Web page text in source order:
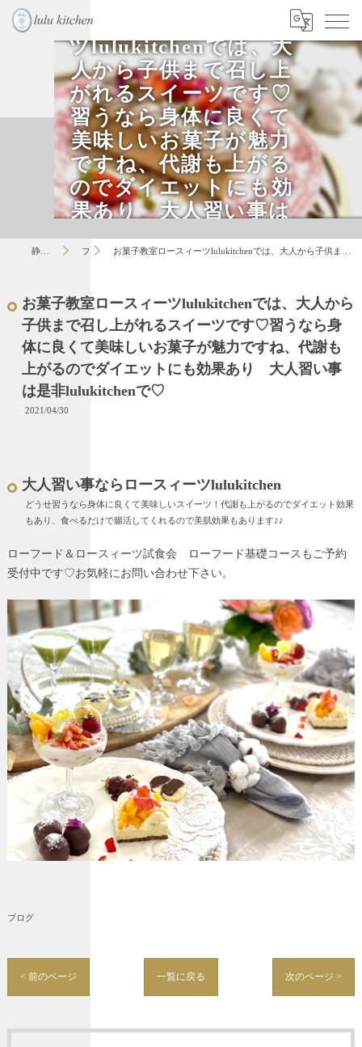
お菓子教室ロースィー
ツlulukitchenでは、大
人から子供まで召し上
がれるスイーツです♡
習うなら身体に良くて
美味しいお菓子が魅力
ですね、代謝も上がる
のでダイエットにも効
果あり 大人習い事は
是非lulukitchenで♡
静岡のお菓子教室はlulu ブログ お菓子教室ロースィーツlulukitchenでは、大人から子供まで召し上がれるスイーツです♡習うなら身体に良くて美味しいお菓子が魅力ですね、代謝も上がるのでダイエットにも効果あり 大人習い事は是非lulukitchenで♡
お菓子教室ロースィーツlulukitchenでは、大人から
子供まで召し上がれるスイーツです♡習うなら身
体に良くて美味しいお菓子が魅力ですね、代謝も
上がるのでダイエットにも効果あり 大人習い事
は是非lulukitchenで♡
2021/04/30
大人習い事ならロースィーツlulukitchen
どうせ習うなら身体に良くて美味しいスイーツ！代謝も上がるのでダイエット効果
もあり、食べるだけで腸活してくれるので美肌効果もあります♪♪
ローフード＆ロースィーツ試食会 ローフード基礎コースもご予約
受付中です♡お気軽にお問い合わせ下さい。
ブログ
< 前のページ 一覧に戻る 次のページ >